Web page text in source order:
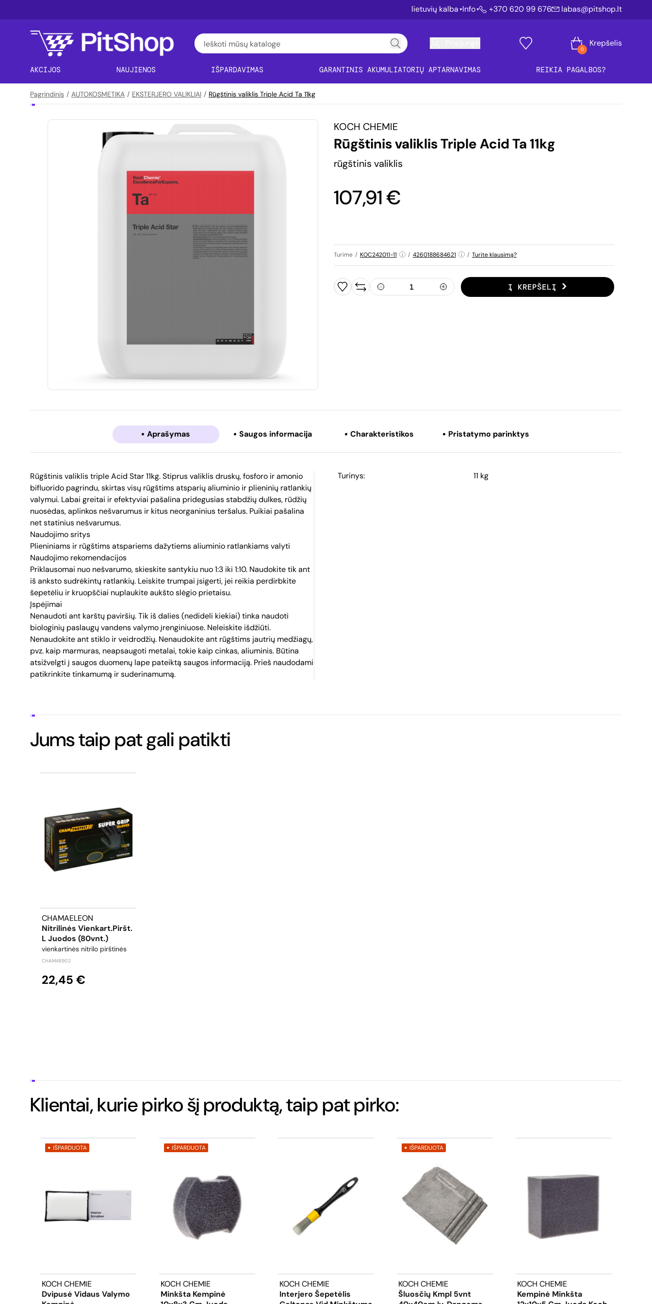
lietuvių kalba Info +370 620 99 676 labas@pitshop.lt
0
Krepšelis
AKCIJOS NAUJIENOS IŠPARDAVIMAS GARANTINIS AKUMULIATORIŲ APTARNAVIMAS REIKIA PAGALBOS?
Pagrindinis / AUTOKOSMETIKA / EKSTERJERO VALIKLIAI / Rūgštinis valiklis Triple Acid Ta 11kg
KOCH CHEMIE
Rūgštinis valiklis Triple Acid Ta 11kg
rūgštinis valiklis
107,91 €
Turime / KOC242011-11 / 4260188684621 / Turite klausimą?
Į KREPŠELĮ
Aprašymas Saugos informacija Charakteristikos Pristatymo parinktys
Rūgštinis valiklis triple Acid Star 11kg. Stiprus valiklis druskų, fosforo ir amonio
bifluorido pagrindu, skirtas visų rūgštims atsparių aliuminio ir plieninių ratlankių
valymui. Labai greitai ir efektyviai pašalina pridegusias stabdžių dulkes, rūdžių
nuosėdas, aplinkos nešvarumus ir kitus neorganinius teršalus. Puikiai pašalina
net statinius nešvarumus.
Naudojimo sritys
Plieniniams ir rūgštims atspariems dažytiems aliuminio ratlankiams valyti
Naudojimo rekomendacijos
Priklausomai nuo nešvarumo, skieskite santykiu nuo 1:3 iki 1:10. Naudokite tik ant
iš anksto sudrėkintų ratlankių. Leiskite trumpai įsigerti, jei reikia perdirbkite
šepetėliu ir kruopščiai nuplaukite aukšto slėgio prietaisu.
Įspėjimai
Nenaudoti ant karštų paviršių. Tik iš dalies (nedideli kiekiai) tinka naudoti
biologinių paslaugų vandens valymo įrenginiuose. Neleiskite išdžiūti.
Nenaudokite ant stiklo ir veidrodžių. Nenaudokite ant rūgštims jautrių medžiagų,
pvz. kaip marmuras, neapsaugoti metalai, tokie kaip cinkas, aliuminis. Būtina
atsižvelgti į saugos duomenų lape pateiktą saugos informaciją. Prieš naudodami
patikrinkite tinkamumą ir suderinamumą.
Turinys: 11 kg
Jums taip pat gali patikti
CHAMAELEON
Nitrilinės Vienkart.piršt.
L Juodos (80vnt.)
vienkartinės nitrilo pirštinės
CHAM48902
22,45 €
Klientai, kurie pirko šį produktą, taip pat pirko:
IŠPARDUOTA
KOCH CHEMIE
Dvipusė Vidaus Valymo
IŠPARDUOTA
KOCH CHEMIE
Minkšta Kempinė
KOCH CHEMIE
Interjero Šepetėlis
IŠPARDUOTA
KOCH CHEMIE
Šluosčių Kmpl 5vnt
KOCH CHEMIE
Kempinė Minkšta